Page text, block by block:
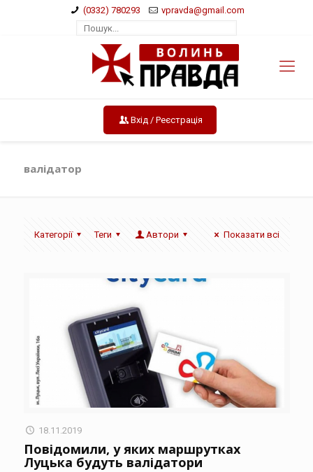
(0332) 780293 vpravda@gmail.com
Вхід / Реєстрація
валідатор
Категорії Теги Автори Показати всі
18.11.2019
Повідомили, у яких маршрутках
Луцька будуть валідатори